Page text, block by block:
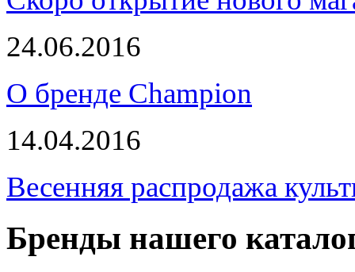
24.06.2016
О бренде Champion
14.04.2016
Весенняя распродажа
Бренды нашего